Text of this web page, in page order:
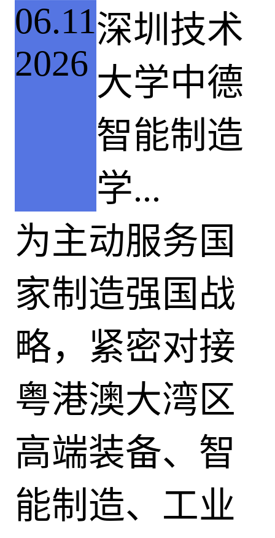
06.11
2026
深圳技术
大学中德
智能制造
学...
为主动服务国
家制造强国战
略，紧密对接
粤港澳大湾区
高端装备、智
能制造、工业